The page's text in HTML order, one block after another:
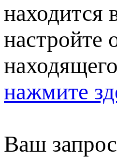
находится
настройте
нажмите
Ваш